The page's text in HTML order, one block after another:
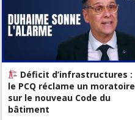
Déficit d’infrastructures :
le PCQ réclame un moratoire
sur le nouveau Code du
bâtiment